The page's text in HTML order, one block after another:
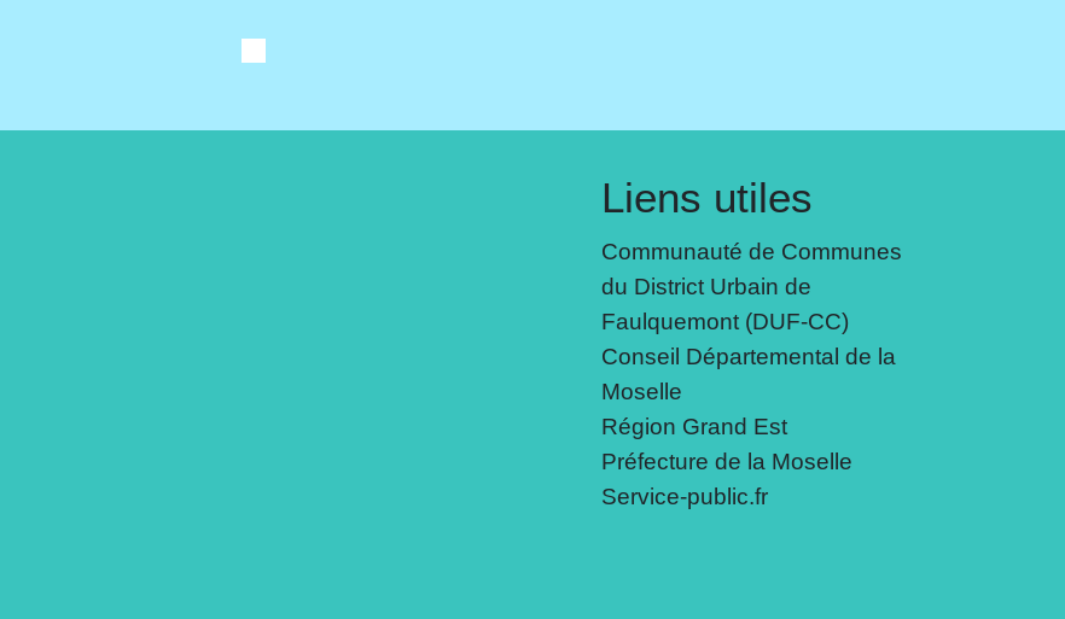
Liens utiles
Communauté de Communes
du District Urbain de
Faulquemont (DUF-CC)
Conseil Départemental de la
Moselle
Région Grand Est
Préfecture de la Moselle
Service-public.fr